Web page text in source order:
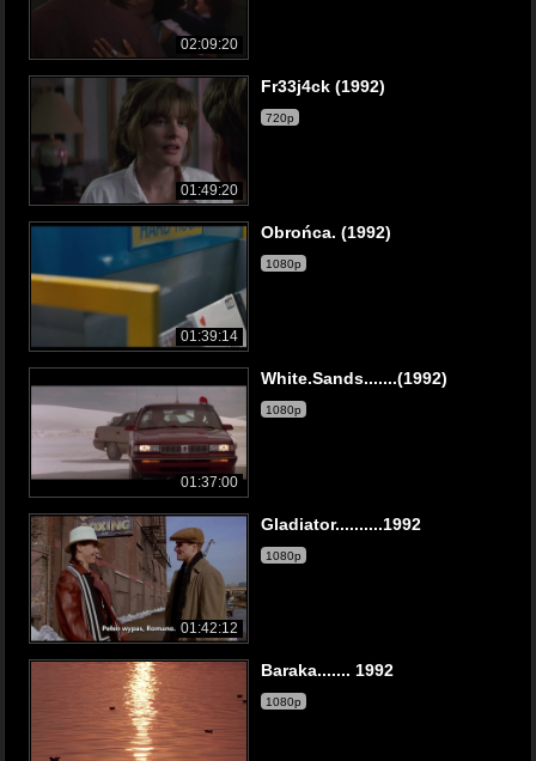
02:09:20
01:49:20
Fr33j4ck (1992)
720p
01:39:14
Obrońca. (1992)
1080p
01:37:00
White.Sands.......(1992)
1080p
01:42:12
Gladiator..........1992
1080p
Baraka....... 1992
1080p